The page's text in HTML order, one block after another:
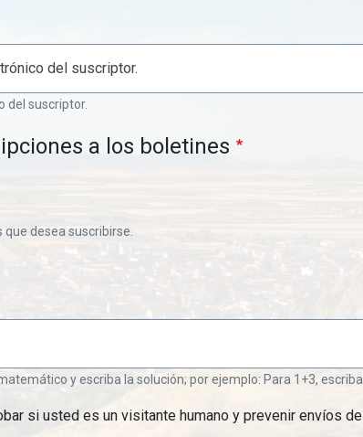
del suscriptor.
a los boletines
desea suscribirse.
y escriba la solución; por ejemplo: Para 1+3, escriba
si usted es un visitante humano y prevenir envíos